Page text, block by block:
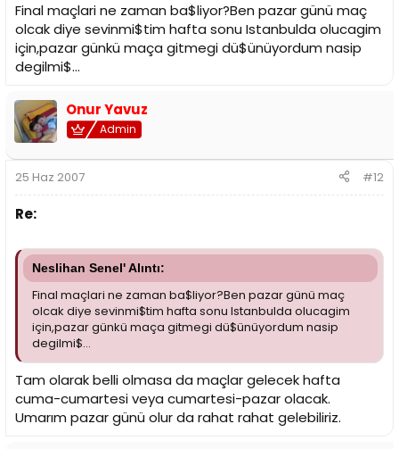
Final maçlari ne zaman ba$liyor?Ben pazar günü maç
olcak diye sevinmi$tim hafta sonu Istanbulda olucagim
için,pazar günkü maça gitmegi dü$ünüyordum nasip
degilmi$...
Onur Yavuz
Admin
25 Haz 2007 #12
Re:
Neslihan Senel' Alıntı:
Final maçlari ne zaman ba$liyor?Ben pazar günü maç
olcak diye sevinmi$tim hafta sonu Istanbulda olucagim
için,pazar günkü maça gitmegi dü$ünüyordum nasip
degilmi$...
Tam olarak belli olmasa da maçlar gelecek hafta
cuma-cumartesi veya cumartesi-pazar olacak.
Umarım pazar günü olur da rahat rahat gelebiliriz.